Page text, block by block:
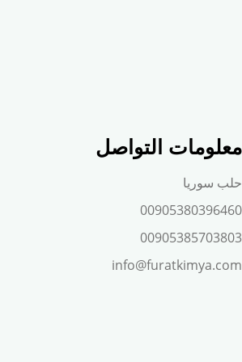
معلومات التواصل
حلب سوريا
00905380396460
00905385703803
info@furatkimya.com